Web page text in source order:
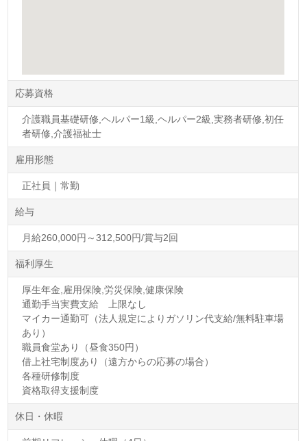
応募資格
介護職員基礎研修,ヘルパー1級,ヘルパー2級,実務者研修,初任
者研修,介護福祉士
雇用形態
正社員｜常勤
給与
月給260,000円～312,500円/賞与2回
福利厚生
厚生年金,雇用保険,労災保険,健康保険
通勤手当実費支給 上限なし
マイカー通勤可（法人規定によりガソリン代支給/無料駐車場
あり）
職員食堂あり（昼食350円）
借上社宅制度あり（遠方からの応募の場合）
各種研修制度
資格取得支援制度
休日・休暇